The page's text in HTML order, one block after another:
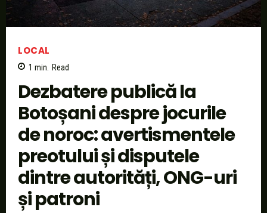
LOCAL
1 min. Read
Dezbatere publică la
Botoșani despre jocurile
de noroc: avertismentele
preotului și disputele
dintre autorități, ONG-uri
și patroni